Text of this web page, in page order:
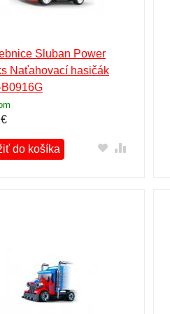
Sluban Power
Naťahovací hasičák
B0916G
€
do košíka